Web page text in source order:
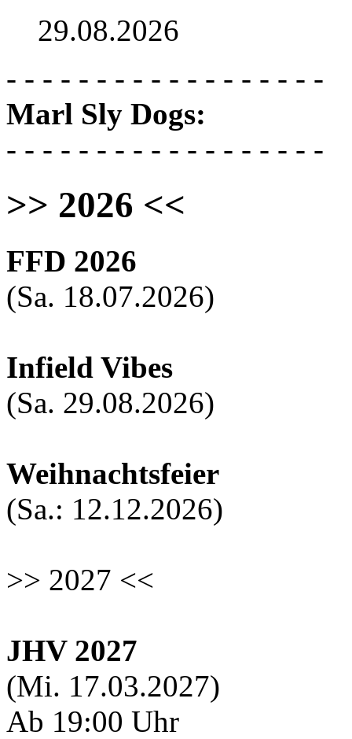
29.08.2026
- - - - - - - - - - - - - - - - - -
Marl Sly Dogs:
- - - - - - - - - - - - - - - - - -
>> 2026 <<
FFD 2026
(Sa. 18.07.2026)
Infield Vibes
(Sa. 29.08.2026)
Weihnachtsfeier
(Sa.: 12.12.2026)
>> 2027 <<
JHV 2027
(Mi. 17.03.2027)
Ab 19:00 Uhr